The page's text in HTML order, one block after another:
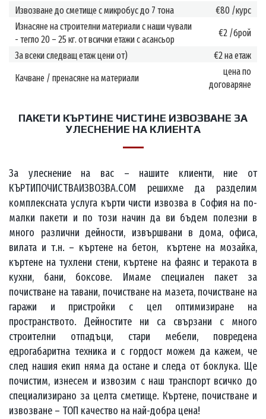
Извозване до сметище с микробус до 7 тона
€80 /курс
Изнасяне на строителни материали с наши чували
- тегло 20 – 25 кг. от всички етажи с асансьор
€2 /брой
За всеки следващ етаж цени от)
€2 на етаж
Качване / пренасяне на материали
цена по
договаряне
ПАКЕТИ КЪРТИНЕ ЧИСТИНЕ ИЗВОЗВАНЕ ЗА
УЛЕСНЕНИЕ НА КЛИЕНТА
За улеснение на вас – нашите клиенти, ние от
КЪРТИПОЧИСТВАИЗВОЗВА.COM решихме да разделим
комплексната услуга кърти чисти извозва в София на по-
малки пакети и по този начин да ви бъдем полезни в
много различни дейности, извършвани в дома, офиса,
вилата и т.н. – къртене на бетон, къртене на мозайка,
къртене на тухлени стени, къртене на фаянс и теракота в
кухни, бани, боксове. Имаме специален пакет за
почистване на тавани, почистване на мазета, почистване на
гаражи и пристройки с цел оптимизиране на
пространството. Дейностите ни са свързани с много
строителни отпадъци, стари мебели, повредена
едрогабаритна техника и с гордост можем да кажем, че
след нашия екип няма да остане и следа от боклука. Ще
почистим, изнесем и извозим с наш транспорт всичко до
специализирано за целта сметище. Къртене, почистване и
извозване – ТОП качество на най-добра цена!